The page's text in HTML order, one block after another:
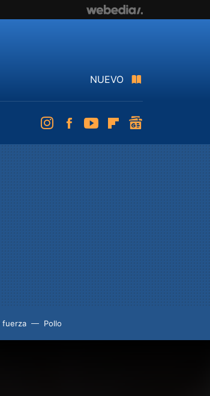
NUEVO
InstagramFacebookYoutubeFlipboard
fuerza Pollo